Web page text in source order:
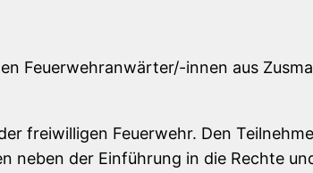
Feuerwehranwärter/-innen aus
freiwilligen Feuerwehr. Den
neben der Einführung in die Rechte